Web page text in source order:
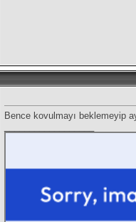
Bence kovulmayı beklemeyip